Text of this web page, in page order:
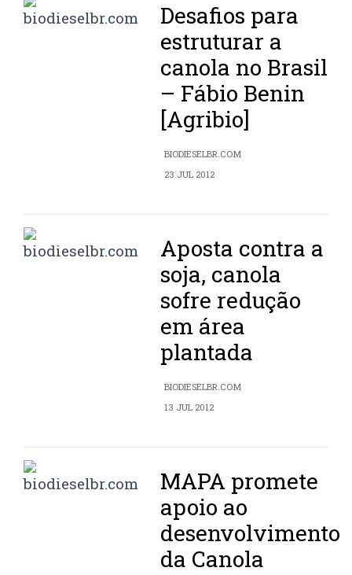
Desafios para
estruturar a
canola no Brasil
– Fábio Benin
[Agribio]
BIODIESELBR.COM
23 JUL 2012
Aposta contra a
soja, canola
sofre redução
em área
plantada
BIODIESELBR.COM
13 JUL 2012
MAPA promete
apoio ao
desenvolvimento
da Canola